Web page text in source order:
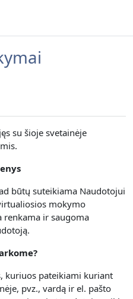
su šioje svetainėje
būtų suteikiama Naudotojui
mokymo
renkama ir saugoma
kuriuos pateikiami kuriant
pvz., vardą ir el. pašto